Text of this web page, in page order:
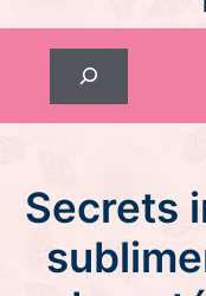
Secrets